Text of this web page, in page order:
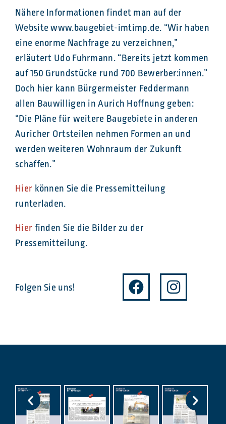
Nähere Informationen findet man auf der
Website www.baugebiet-imtimp.de. “Wir haben
eine enorme Nachfrage zu verzeichnen,”
erläutert Udo Fuhrmann. “Bereits jetzt kommen
auf 150 Grundstücke rund 700 Bewerber:innen.”
Doch hier kann Bürgermeister Feddermann
allen Bauwilligen in Aurich Hoffnung geben:
“Die Pläne für weitere Baugebiete in anderen
Auricher Ortsteilen nehmen Formen an und
werden weiteren Wohnraum der Zukunft
schaffen.”
Hier können Sie die Pressemitteilung
runterladen.
Hier finden Sie die Bilder zu der
Pressemitteilung.
Folgen Sie uns!